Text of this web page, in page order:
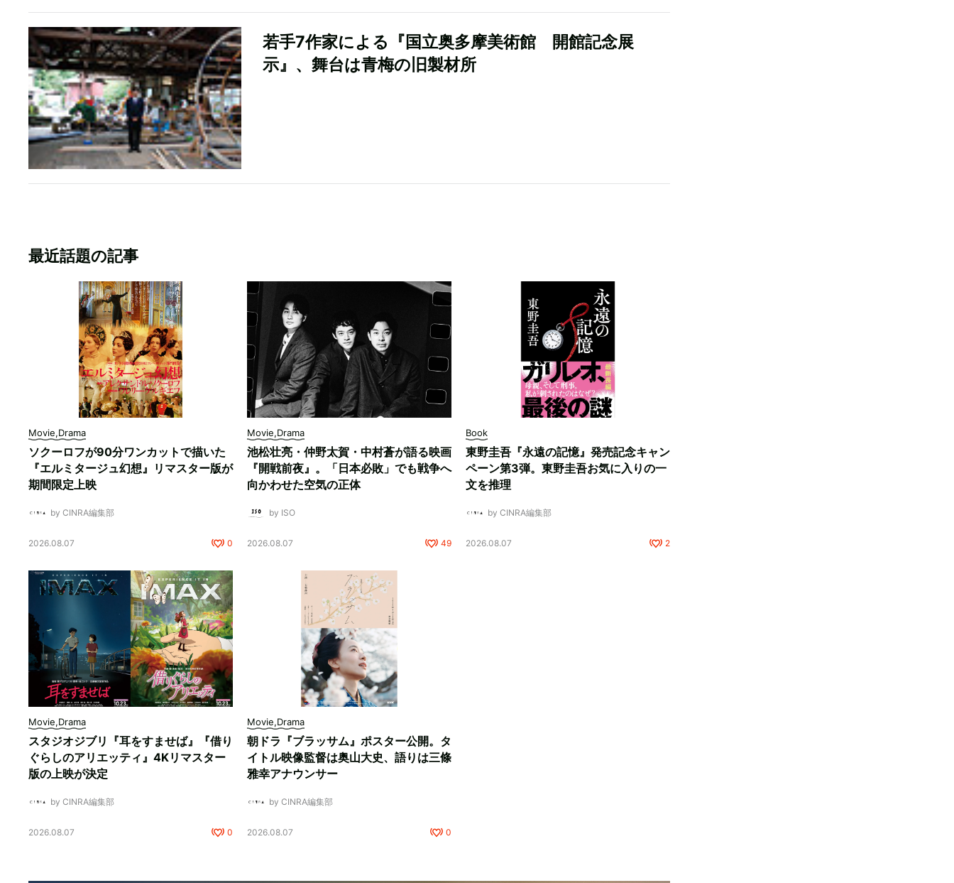
若手7作家による『国立奥多摩美術館 開館記念展
示』、舞台は青梅の旧製材所
最近話題の記事
Movie,Drama
ソクーロフが90分ワンカットで描いた
『エルミタージュ幻想』リマスター版が
期間限定上映
by CINRA編集部
2026.08.07 0
Movie,Drama
池松壮亮・仲野太賀・中村蒼が語る映画
『開戦前夜』。「日本必敗」でも戦争へ
向かわせた空気の正体
by ISO
2026.08.07 49
Book
東野圭吾『永遠の記憶』発売記念キャン
ペーン第3弾。東野圭吾お気に入りの一
文を推理
by CINRA編集部
2026.08.07 2
Movie,Drama
スタジオジブリ『耳をすませば』『借り
ぐらしのアリエッティ』4Kリマスター
版の上映が決定
by CINRA編集部
2026.08.07 0
Movie,Drama
朝ドラ『ブラッサム』ポスター公開。タ
イトル映像監督は奥山大史、語りは三條
雅幸アナウンサー
by CINRA編集部
2026.08.07 0